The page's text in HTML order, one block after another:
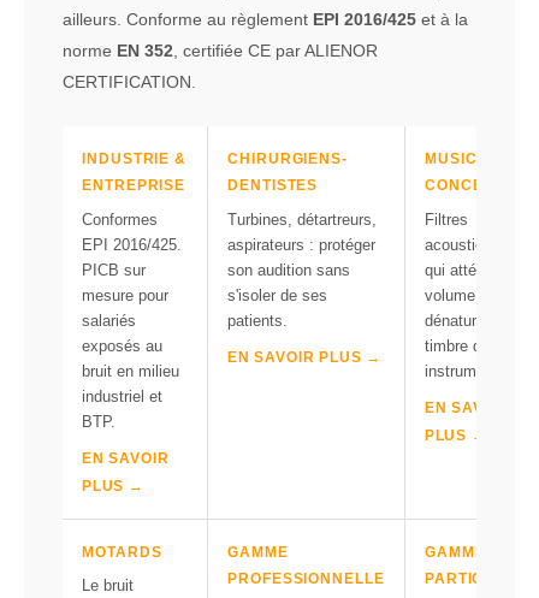
ailleurs. Conforme au règlement EPI 2016/425 et à la
norme EN 352, certifiée CE par ALIENOR
CERTIFICATION.
INDUSTRIE &
ENTREPRISE
Conformes
EPI 2016/425.
PICB sur
mesure pour
salariés
exposés au
bruit en milieu
industriel et
BTP.
EN SAVOIR
PLUS →
CHIRURGIENS-
DENTISTES
Turbines, détartreurs,
aspirateurs : protéger
son audition sans
s'isoler de ses
patients.
EN SAVOIR PLUS →
MUSICIENS &
CONCERTS
Filtres
acoustiques
qui atténuent le
volume sans
dénaturer le
timbre des
instruments.
EN SAVOIR
PLUS →
MOTARDS
Le bruit
GAMME
PROFESSIONNELLE
GAMME
PARTICULIER